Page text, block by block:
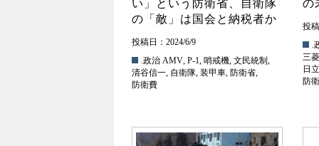
い」という防衛省、自衛隊
の「敵」は国会と納税者か
投稿日：2024/6/9
.政治 AMV, P-1, 哨戒機, 文民統制 ,
清谷信一, 自衛隊, 装甲車, 防衛省,
防衛費
の
投
.
三
日立
防